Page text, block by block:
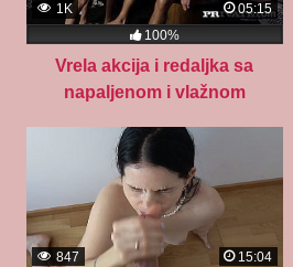
1K
05:15
100%
Vrela akcija i redaljka sa
napaljenom i vlažnom
847
15:04